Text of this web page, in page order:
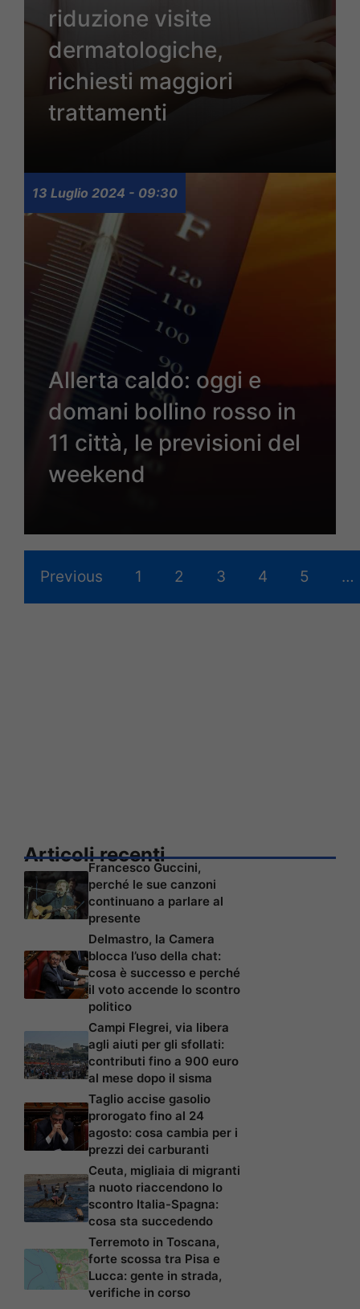
riduzione visite
dermatologiche,
richiesti maggiori
trattamenti
13 Luglio 2024 - 09:30
Allerta caldo: oggi e
domani bollino rosso in
11 città, le previsioni del
weekend
Previous 1 2 3 4 5 …
Articoli recenti
Francesco Guccini,
perché le sue canzoni
continuano a parlare al
presente
Delmastro, la Camera
blocca l’uso della chat:
cosa è successo e perché
il voto accende lo scontro
politico
Campi Flegrei, via libera
agli aiuti per gli sfollati:
contributi fino a 900 euro
al mese dopo il sisma
Taglio accise gasolio
prorogato fino al 24
agosto: cosa cambia per i
prezzi dei carburanti
Ceuta, migliaia di migranti
a nuoto riaccendono lo
scontro Italia-Spagna:
cosa sta succedendo
Terremoto in Toscana,
forte scossa tra Pisa e
Lucca: gente in strada,
verifiche in corso